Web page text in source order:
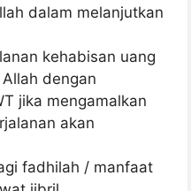
dalam melanjutkan
kehabisan uang
dengan
jika mengamalkan
akan
fadhilah / manfaat